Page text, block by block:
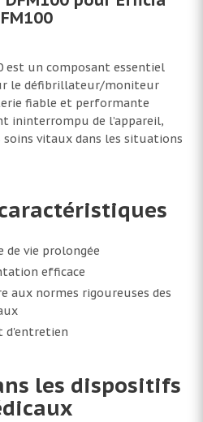
est un composant essentiel
le défibrillateur/moniteur
fiable et performante
ininterrompu de l’appareil,
vitaux dans les situations
de vie prolongée
efficace
aux normes rigoureuses des
d'entretien
les dispositifs